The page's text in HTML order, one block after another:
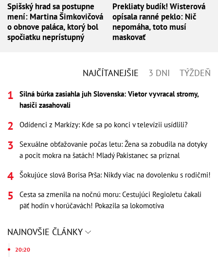
Spišský hrad sa postupne
mení: Martina Šimkovičová
o obnove paláca, ktorý bol
spočiatku neprístupný
Prekliaty budík! Wisterová
opísala ranné peklo: Nič
nepomáha, toto musí
maskovať
NAJČÍTANEJŠIE 3 DNI TÝŽDEŇ
Silná búrka zasiahla juh Slovenska: Vietor vyvracal stromy,
hasiči zasahovali
Odídenci z Markízy: Kde sa po konci v televízii usídlili?
Sexuálne obťažovanie počas letu: Žena sa zobudila na dotyky
a pocit mokra na šatách! Mladý Pakistanec sa priznal
Šokujúce slová Borisa Prša: Nikdy viac na dovolenku s rodičmi!
Cesta sa zmenila na nočnú moru: Cestujúci RegioJetu čakali
päť hodín v horúčavách! Pokazila sa lokomotíva
NAJNOVŠIE ČLÁNKY
20:20